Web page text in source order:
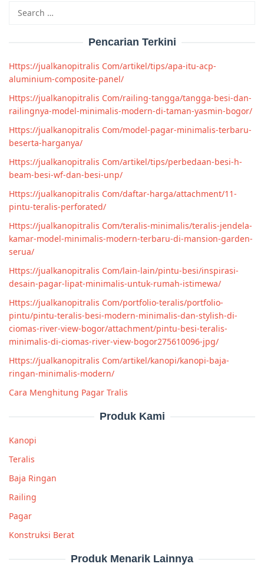
for:
Pencarian Terkini
Https://jualkanopitralis Com/artikel/tips/apa-itu-acp-
aluminium-composite-panel/
Https://jualkanopitralis Com/railing-tangga/tangga-besi-dan-
railingnya-model-minimalis-modern-di-taman-yasmin-bogor/
Https://jualkanopitralis Com/model-pagar-minimalis-terbaru-
beserta-harganya/
Https://jualkanopitralis Com/artikel/tips/perbedaan-besi-h-
beam-besi-wf-dan-besi-unp/
Https://jualkanopitralis Com/daftar-harga/attachment/11-
pintu-teralis-perforated/
Https://jualkanopitralis Com/teralis-minimalis/teralis-jendela-
kamar-model-minimalis-modern-terbaru-di-mansion-garden-
serua/
Https://jualkanopitralis Com/lain-lain/pintu-besi/inspirasi-
desain-pagar-lipat-minimalis-untuk-rumah-istimewa/
Https://jualkanopitralis Com/portfolio-teralis/portfolio-
pintu/pintu-teralis-besi-modern-minimalis-dan-stylish-di-
ciomas-river-view-bogor/attachment/pintu-besi-teralis-
minimalis-di-ciomas-river-view-bogor275610096-jpg/
Https://jualkanopitralis Com/artikel/kanopi/kanopi-baja-
ringan-minimalis-modern/
Cara Menghitung Pagar Tralis
Produk Kami
Kanopi
Teralis
Baja Ringan
Railing
Pagar
Konstruksi Berat
Produk Menarik Lainnya